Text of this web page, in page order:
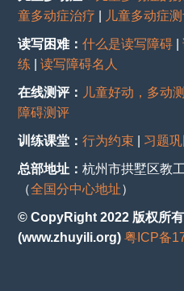
童多动症治疗
儿童多动症
读写困难：什么是读写障碍 |
练 |读写障碍名人
在线测评： 儿童好动，多动
障碍测评
训练课堂：行为约束 习题巩
总部地址：杭州市拱墅区教
（全国分中心地址）
© CopyRight 2022 版权所
(www.zhuyili.org) 粤ICP备